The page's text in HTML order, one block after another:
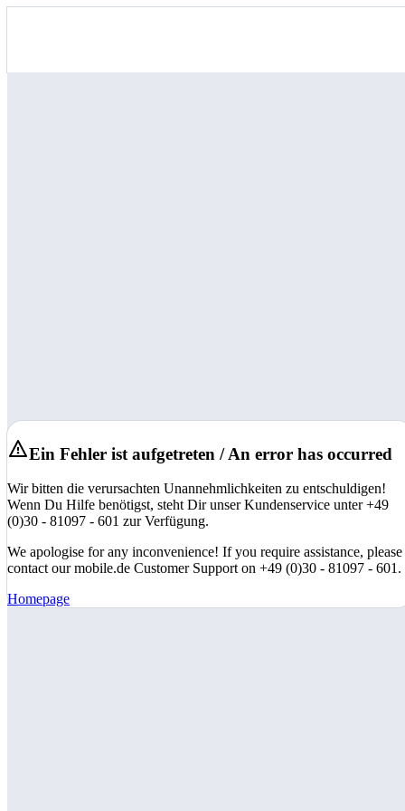
Ein Fehler ist aufgetreten / An error has occurred
Wir bitten die verursachten Unannehmlichkeiten zu entschuldigen!
Wenn Du Hilfe benötigst, steht Dir unser Kundenservice unter +49
(0)30 - 81097 - 601 zur Verfügung.
We apologise for any inconvenience! If you require assistance, please
contact our mobile.de Customer Support on +49 (0)30 - 81097 - 601.
Homepage